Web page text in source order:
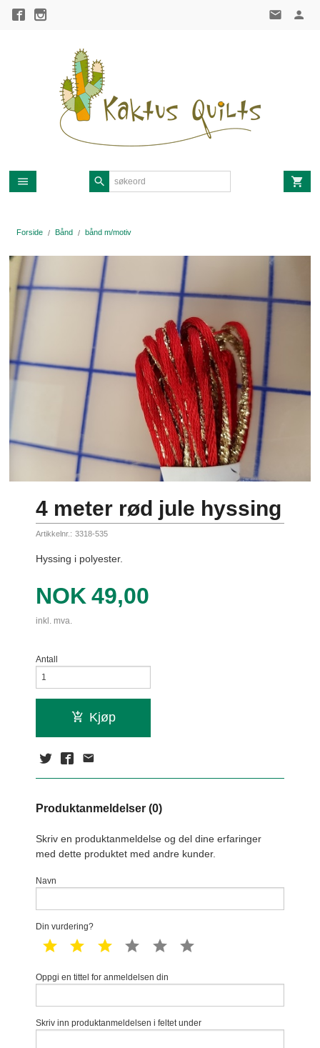
Gå
Forside Bånd bånd m/motiv
4 meter rød jule hyssing
Artikkelnr.: 3318-535
Hyssing i polyester.
Pris
NOK 49,00
inkl. mva.
Antall
Kjøp
Produktanmeldelser (0)
Skriv en produktanmeldelse og del dine erfaringer
med dette produktet med andre kunder.
Navn
Din vurdering?
1 star 2 star 3 star 4 star 5 star
Oppgi en tittel for anmeldelsen din
Skriv inn produktanmeldelsen i feltet under